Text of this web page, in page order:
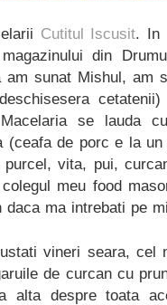
Cutitul Iscusit. In
din
sunat Mishul, am
Macelaria se lauda
(ceafa de porc e la
vita, pui,
meu food
daca ma intrebati pe
vineri seara, cel
de curcan cu
alta despre toata